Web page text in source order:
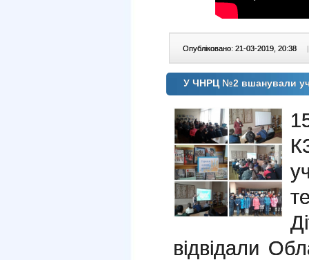
Опубліковано: 21-03-2019, 20:38 |
У ЧНРЦ №2 вшанували
відвідали